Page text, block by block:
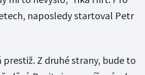
naposledy startoval Petr
Z druhé strany, bude to